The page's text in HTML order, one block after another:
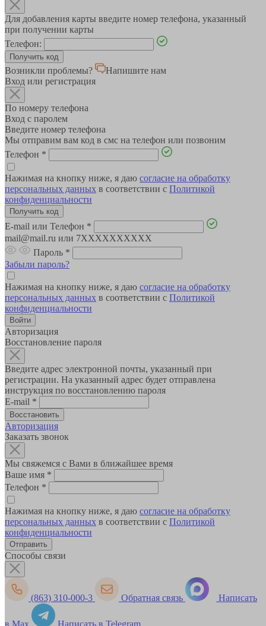
Для добавления карты введите номер телефона, указанный
при получении карты
Телефон:
Возникли проблемы?
Напишите нам
Вход или регистрация
По номеру телефона
Вход с паролем
Введите номер телефона
Мы отправим вам код в смс на телефон или позвоним
Телефон *
Нажимая на кнопку ниже, я даю согласие на обработку
персональных данных в соответствии с Политикой
конфиденциальности
E-mail или Телефон *
mail@mail.ru или 7XXXXXXXXXX
Пароль *
Забыли пароль?
Нажимая на кнопку ниже, я даю согласие на обработку
персональных данных в соответствии с Политикой
конфиденциальности
Авторизация
Восстановление пароля
Введите адрес электронной почты, указанный при
регистрации. На указанный адрес будет отправлена
инструкция по восстановлению пароля
E-mail *
Авторизация
Заказать звонок
Мы свяжемся с Вами в ближайшее время
Ваше имя *
Телефон *
Нажимая на кнопку ниже, я даю согласие на обработку
персональных данных в соответствии с Политикой
конфиденциальности
Способы связи
(863) 310-000-3 Обратная связь Написать